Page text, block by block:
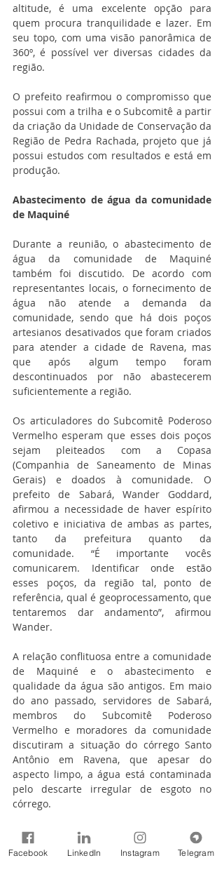
altitude, é uma excelente opção para
quem procura tranquilidade e lazer. Em
seu topo, com uma visão panorâmica de
360º, é possível ver diversas cidades da
região.
O prefeito reafirmou o compromisso que
possui com a trilha e o Subcomitê a partir
da criação da Unidade de Conservação da
Região de Pedra Rachada, projeto que já
possui estudos com resultados e está em
produção.
Abastecimento de água da comunidade
de Maquiné
Durante a reunião, o abastecimento de
água da comunidade de Maquiné
também foi discutido. De acordo com
representantes locais, o fornecimento de
água não atende a demanda da
comunidade, sendo que há dois poços
artesianos desativados que foram criados
para atender a cidade de Ravena, mas
que após algum tempo foram
descontinuados por não abastecerem
suficientemente a região.
Os articuladores do Subcomitê Poderoso
Vermelho esperam que esses dois poços
sejam pleiteados com a Copasa
(Companhia de Saneamento de Minas
Gerais) e doados à comunidade. O
prefeito de Sabará, Wander Goddard,
afirmou a necessidade de haver espírito
coletivo e iniciativa de ambas as partes,
tanto da prefeitura quanto da
comunidade. “É importante vocês
comunicarem. Identificar onde estão
esses poços, da região tal, ponto de
referência, qual é geoprocessamento, que
tentaremos dar andamento”, afirmou
Wander.
A relação conflituosa entre a comunidade
de Maquiné e o abastecimento e
qualidade da água são antigos. Em maio
do ano passado, servidores de Sabará,
membros do Subcomitê Poderoso
Vermelho e moradores da comunidade
discutiram a situação do córrego Santo
Antônio em Ravena, que apesar do
aspecto limpo, a água está contaminada
pelo descarte irregular de esgoto no
córrego.
Na ocasião, lideranças locais, com apoio
do Subcomitê, fizeram um mutirão de
Facebook LinkedIn Instagram Telegram